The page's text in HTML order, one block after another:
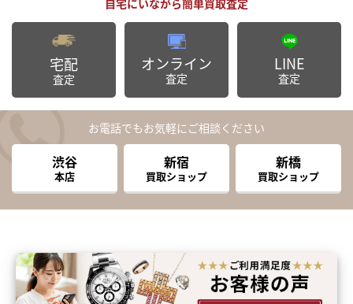
宅配
査定
オンライン
査定
LINE
査定
お電話でもお気軽にご相談ください
渋谷
本店
新宿
買取ショップ
新橋
買取ショップ